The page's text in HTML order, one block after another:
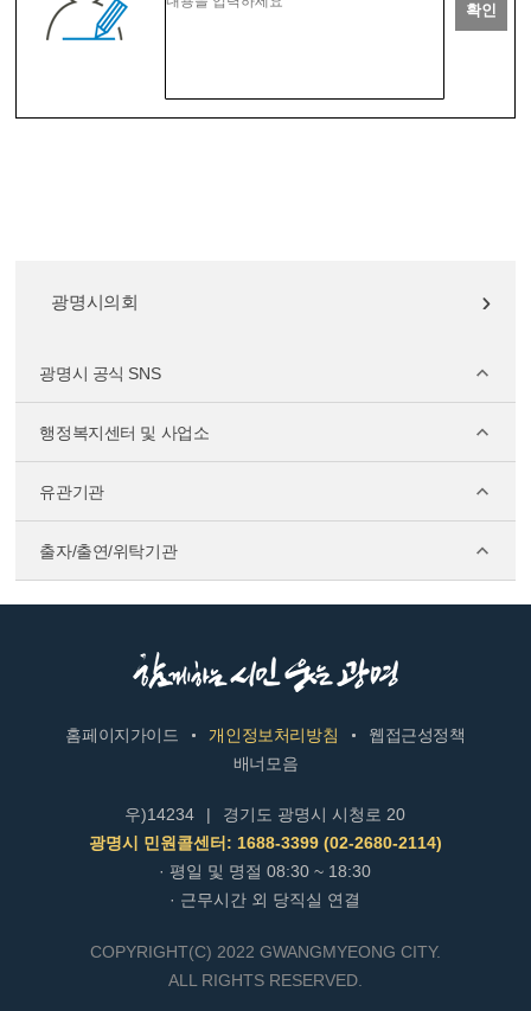
확인
광명시의회
광명시 공식 SNS
행정복지센터 및 사업소
유관기관
출자/출연/위탁기관
홈페이지가이드 개인정보처리방침
웹접근성정책
배너모음
우)14234 |
경기도 광명시 시청로 20
광명시 민원콜센터: 1688-3399 (02-2680-2114)
· 평일 및 명절 08:30 ~ 18:30
· 근무시간 외 당직실 연결
COPYRIGHT(C) 2022 GWANGMYEONG CITY.
ALL RIGHTS RESERVED.